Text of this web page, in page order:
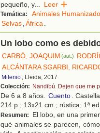
pequeño, y... Leer
Temática: Animales
Selvas,África.
Un lobo como es
CARBÓ, JOAQUIM (aut.)
ALCÁNTARA SGARBI,
Milenio , Lleida, 2017
Colección: Nandibú. Dejen que me
De 6 a 8 años. Cuento.
214 p.; 13x21 cm.; rústica; 1ª
Resumen:
El lobo, en una
qué animales se parecen,